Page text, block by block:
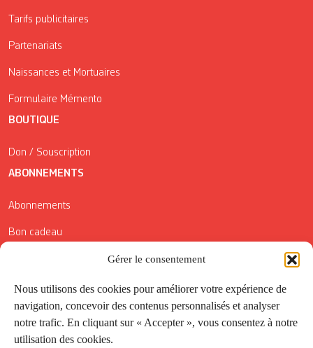
Gérer le consentement
Nous utilisons des cookies pour améliorer votre expérience de
navigation, concevoir des contenus personnalisés et analyser
notre trafic. En cliquant sur « Accepter », vous consentez à notre
utilisation des cookies.
Tarifs publicitaires
Partenariats
Naissances et Mortuaires
Formulaire Mémento
BOUTIQUE
Don / Souscription
ABONNEMENTS
Abonnements
Bon cadeau
Conditions générales de vente
Réductions de la Carte Côté Courrier
Application